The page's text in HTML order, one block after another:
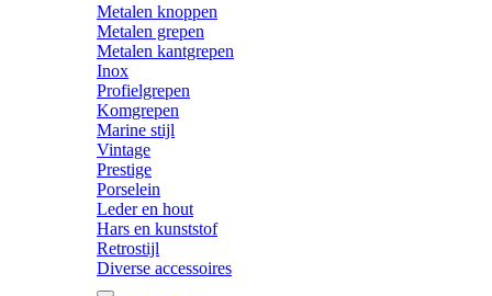
Metalen knoppen
Metalen grepen
Metalen kantgrepen
Inox
Profielgrepen
Komgrepen
Marine stijl
Vintage
Prestige
Porselein
Leder en hout
Hars en kunststof
Retrostijl
Diverse accessoires